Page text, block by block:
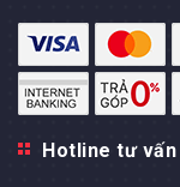
Hotline tư